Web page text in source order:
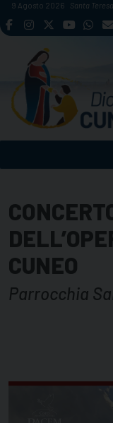
Skip
to
9 Agosto 2026 Santa
CUNEO
Parrocchia